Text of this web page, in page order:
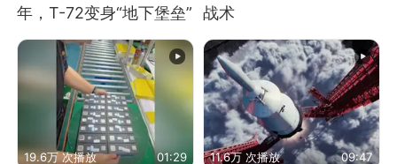
年，T-72变身“地下堡垒”
战术
19.6万 次播放 01:29 11.6万 次播放 09:47